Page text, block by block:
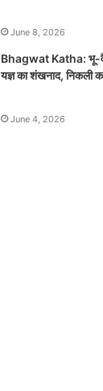
June 8, 2026
Bhagwat Katha: भू-
यज्ञ का शंखनाद, निकली
June 4, 2026